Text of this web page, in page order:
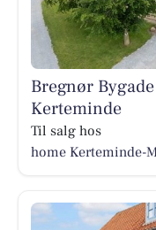
Bregnør
Kerteminde
Til salg hos
home Kerteminde-